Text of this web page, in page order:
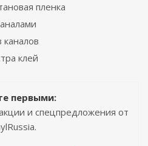
пленка
каналов
клей
первыми:
и спецпредложения от